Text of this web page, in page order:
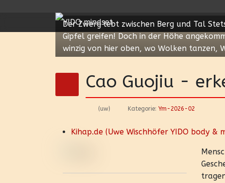
Der Zwerg lebt zwischen Berg und Tal
Gipfel greifen! Doch in der Höhe
winzig von hier oben, wo Wolken tanzen,
Cao Guojiu -
(uw) Kategorie: Ym-2026-02
Kihap.de (Uwe Wischhöfer YIDO body &